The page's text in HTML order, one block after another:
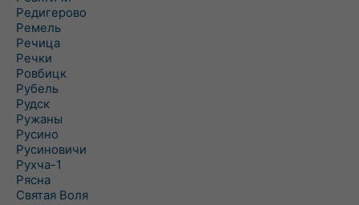
Редигерово
Ремель
Речица
Речки
Ровбицк
Рубель
Рудск
Ружаны
Русино
Русиновичи
Рухча-1
Рясна
Святая Воля